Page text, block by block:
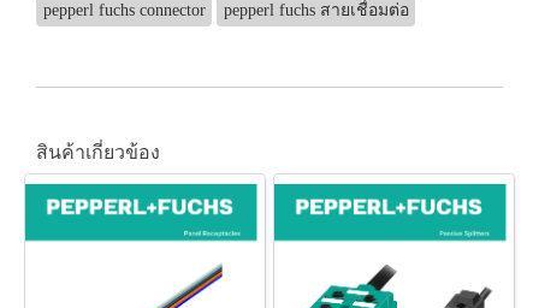
pepperl fuchs connector pepperl fuchs สายเชื่อมต่อ
สินค้าเกี่ยวข้อง